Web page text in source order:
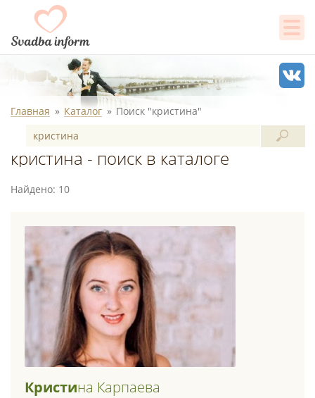
Главная Каталог Поиск "кристина"
кристина - поиск в каталоге
Найдено: 10
КристиНа Карпаева